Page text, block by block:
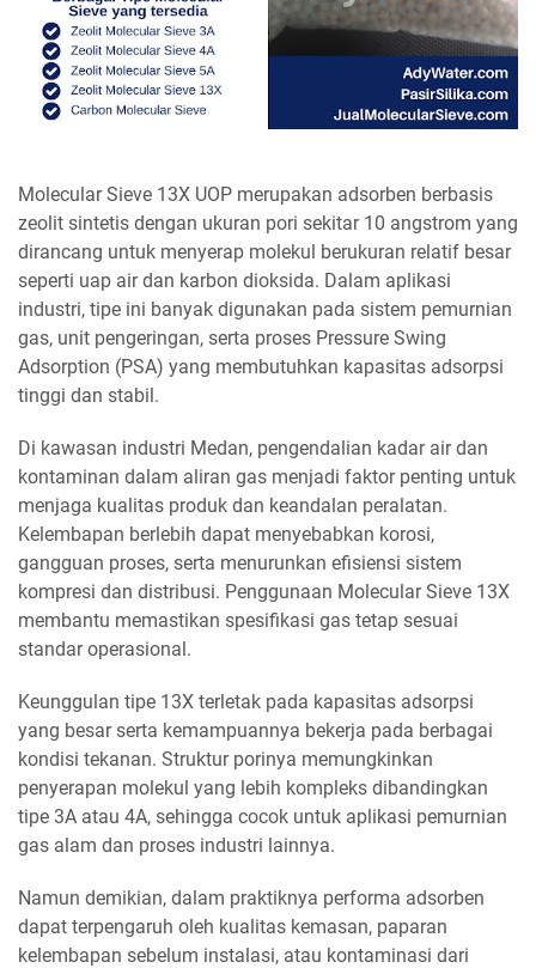
Molecular Sieve 13X UOP merupakan adsorben berbasis
zeolit sintetis dengan ukuran pori sekitar 10 angstrom yang
dirancang untuk menyerap molekul berukuran relatif besar
seperti uap air dan karbon dioksida. Dalam aplikasi
industri, tipe ini banyak digunakan pada sistem pemurnian
gas, unit pengeringan, serta proses Pressure Swing
Adsorption (PSA) yang membutuhkan kapasitas adsorpsi
tinggi dan stabil.
Di kawasan industri Medan, pengendalian kadar air dan
kontaminan dalam aliran gas menjadi faktor penting untuk
menjaga kualitas produk dan keandalan peralatan.
Kelembapan berlebih dapat menyebabkan korosi,
gangguan proses, serta menurunkan efisiensi sistem
kompresi dan distribusi. Penggunaan Molecular Sieve 13X
membantu memastikan spesifikasi gas tetap sesuai
standar operasional.
Keunggulan tipe 13X terletak pada kapasitas adsorpsi
yang besar serta kemampuannya bekerja pada berbagai
kondisi tekanan. Struktur porinya memungkinkan
penyerapan molekul yang lebih kompleks dibandingkan
tipe 3A atau 4A, sehingga cocok untuk aplikasi pemurnian
gas alam dan proses industri lainnya.
Namun demikian, dalam praktiknya performa adsorben
dapat terpengaruh oleh kualitas kemasan, paparan
kelembapan sebelum instalasi, atau kontaminasi dari